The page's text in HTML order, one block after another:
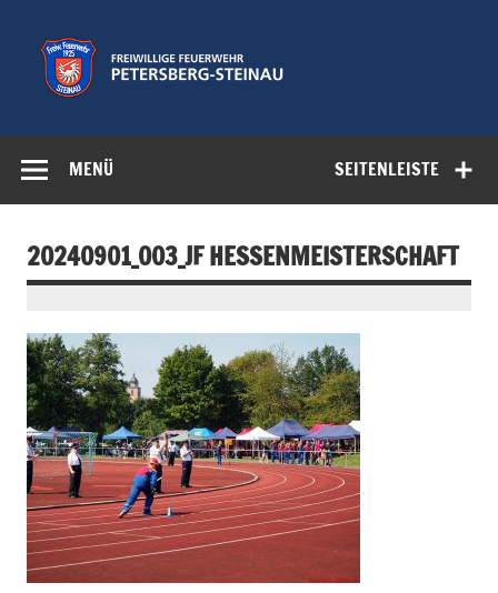
springen
Feuerwehr
Petersberg-
SEITENLEISTE
MENÜ
20240901_003_JF HESSENMEISTERSCHAFT